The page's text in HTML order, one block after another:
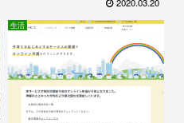
2020.03.20
生活